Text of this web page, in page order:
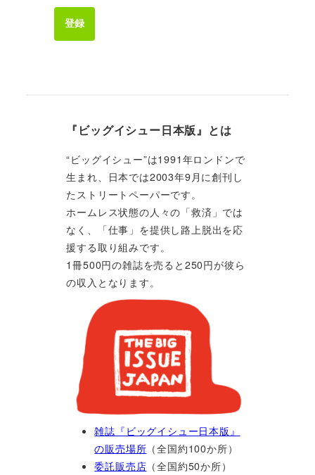
登録
『ビッグイシュー日本版』とは
“ビッグイシュー”は1991年ロンドンで
生まれ、日本では2003年9月に創刊し
たストリートペーパーです。
ホームレス状態の人々の「救済」では
なく、「仕事」を提供し路上脱出を応
援する取り組みです。
1冊500円の雑誌を売ると250円が彼ら
の収入となります。
雑誌『ビッグイシュー日本版』
の販売場所 （全国約100か所）
委託販売店 （全国約50か所）